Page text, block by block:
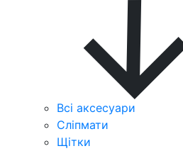
Всі аксесуари
Сліпмати
Щітки